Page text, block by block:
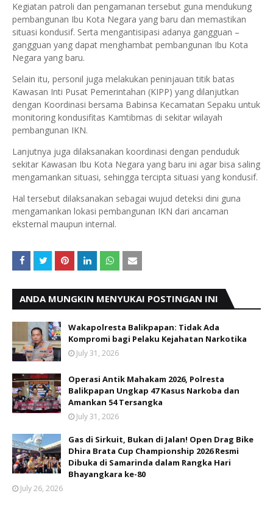
Kegiatan patroli dan pengamanan tersebut guna mendukung
pembangunan Ibu Kota Negara yang baru dan memastikan
situasi kondusif. Serta mengantisipasi adanya gangguan –
gangguan yang dapat menghambat pembangunan Ibu Kota
Negara yang baru.
Selain itu, personil juga melakukan peninjauan titik batas
Kawasan Inti Pusat Pemerintahan (KIPP) yang dilanjutkan
dengan Koordinasi bersama Babinsa Kecamatan Sepaku untuk
monitoring kondusifitas Kamtibmas di sekitar wilayah
pembangunan IKN.
Lanjutnya juga dilaksanakan koordinasi dengan penduduk
sekitar Kawasan Ibu Kota Negara yang baru ini agar bisa saling
mengamankan situasi, sehingga tercipta situasi yang kondusif.
Hal tersebut dilaksanakan sebagai wujud deteksi dini guna
mengamankan lokasi pembangunan IKN dari ancaman
eksternal maupun internal.
ANDA MUNGKIN MENYUKAI POSTINGAN INI
Wakapolresta Balikpapan: Tidak Ada
Kompromi bagi Pelaku Kejahatan Narkotika
July 31, 2026
Operasi Antik Mahakam 2026, Polresta
Balikpapan Ungkap 47 Kasus Narkoba dan
Amankan 54 Tersangka
July 31, 2026
Gas di Sirkuit, Bukan di Jalan! Open Drag Bike
Dhira Brata Cup Championship 2026 Resmi
Dibuka di Samarinda dalam Rangka Hari
Bhayangkara ke-80
July 26, 2026